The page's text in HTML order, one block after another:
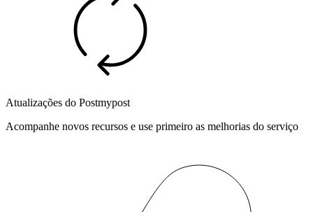
Atualizações do Postmypost
Acompanhe novos recursos e use primeiro as melhorias do serviço